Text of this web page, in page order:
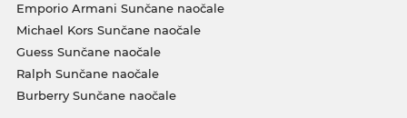
Emporio Armani Sunčane naočale
Michael Kors Sunčane naočale
Guess Sunčane naočale
Ralph Sunčane naočale
Burberry Sunčane naočale